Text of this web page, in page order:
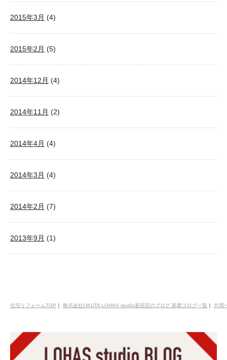
2015年3月 (4)
2015年2月 (5)
2014年12月 (4)
2014年11月 (2)
2014年4月 (4)
2014年3月 (4)
2014年2月 (7)
2013年9月 (1)
住宅リフォームTOP ｜ 株式会社OKUTA LOHAS studio新宿店のブログ 新着ブログ一覧 ｜ 片岡